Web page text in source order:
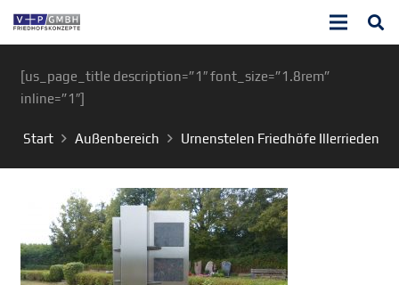
[us_page_title description=”1″ font_size=”1.8rem”
inline=”1″]
Start Außenbereich Urnenstelen Friedhöfe Illerrieden